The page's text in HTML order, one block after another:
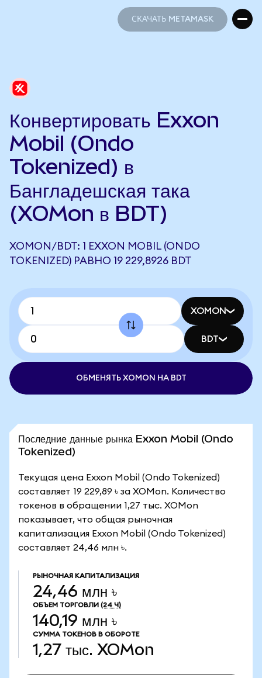
СКАЧАТЬ METAMASK
Конвертировать Exxon
Mobil (Ondo
Tokenized) в
Бангладешская така
(XOMon в BDT)
XOMON/BDT: 1 EXXON MOBIL (ONDO
TOKENIZED) РАВНО 19 229,8926 BDT
XOMON
BDT
ОБМЕНЯТЬ XOMON НА BDT
Последние данные рынка Exxon Mobil (Ondo
Tokenized)
Текущая цена Exxon Mobil (Ondo Tokenized)
составляет 19 229,89 ৳ за XOMon. Количество
токенов в обращении 1,27 тыс. XOMon
показывает, что общая рыночная
капитализация Exxon Mobil (Ondo Tokenized)
составляет 24,46 млн ৳.
РЫНОЧНАЯ КАПИТАЛИЗАЦИЯ
24,46 млн ৳
ОБЪЕМ ТОРГОВЛИ (24 Ч)
140,19 млн ৳
СУММА ТОКЕНОВ В ОБОРОТЕ
1,27 тыс. XOMon